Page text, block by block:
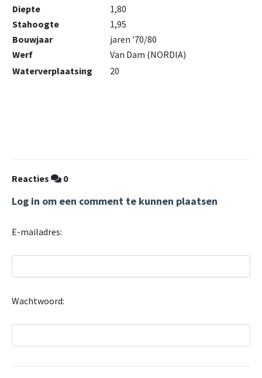
Diepte
1,80
Stahoogte
1,95
Bouwjaar
jaren '70/80
Werf
Van Dam (NORDIA)
Waterverplaatsing
20
Reacties 0
Log in om een comment te kunnen plaatsen
E-mailadres:
Wachtwoord: